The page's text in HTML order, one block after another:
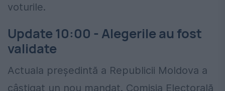
voturile.
Update 10:00 - Alegerile au fost
validate
Actuala președintă a Republicii Moldova a
câștigat un nou mandat. Comisia Electorală